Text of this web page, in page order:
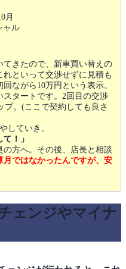
月
ャル
きたので、新車買い替えの
といって交渉せずに見積も
ながら10万円という表示。
タートです。2回目の交渉
プ。(ここで契約しても良さ
していき、
！」
方へ。その後、店長と相談
月ではなかったんですが、安
ェンジやマイナ